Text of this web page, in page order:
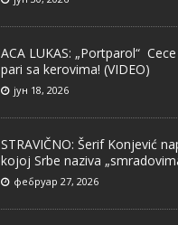
ACA LUKAS: „Portparol“
pari sa kerovima! (VIDEO)
јун 18, 2026
STRAVIČNO: Šerif Konjević
kojoj Srbe naziva
фебруар 27, 2026